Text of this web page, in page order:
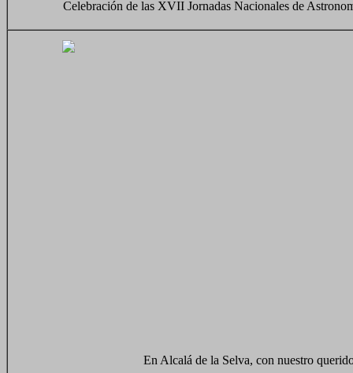
Celebración de las XVII Jornadas Nacionales de
En Alcalá de la Selva, con nuestro